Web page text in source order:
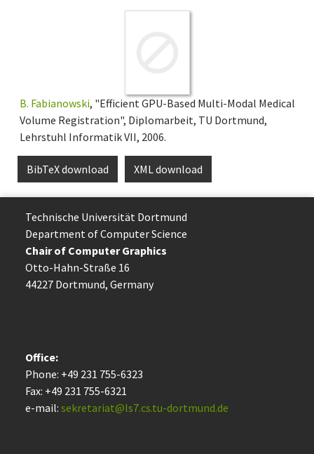
B. Fabianowski, "Efficient GPU-Based Multi-Modal Medical
Volume Registration", Diplomarbeit, TU Dortmund,
Lehrstuhl Informatik VII, 2006.
BibTeX download XML download
Technische Uni­ver­si­tät Dort­mund
Department of Computer Science
Chair of Computer Graphics
Otto-Hahn-Straße 16
44227 Dort­mund, Germany
Office:
Phone: +49 231 755-6323
Fax: +49 231 755-6321
e-mail: sekretariat@ls7.cs.tu-dortmund.de